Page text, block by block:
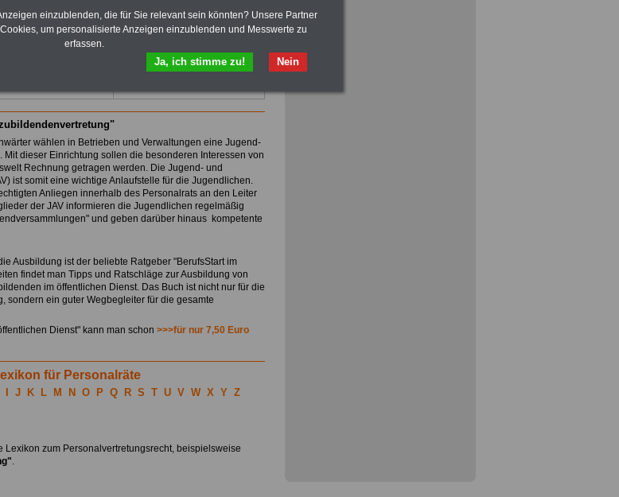
und Kommunen.
Zum Komplettpreis von 10,00
und MwSt.) kann das >>>eBook
hier bestellt werden
wählen in Betrieben und Verwaltungen eine Jugend-
dieser Einrichtung sollen die besonderen Interessen von
Rechnung getragen werden. Die Jugend- und
ist somit eine wichtige Anlaufstelle für die Jugendlichen.
Anliegen innerhalb des Personalrats an den Leiter
der JAV informieren die Jugendlichen regelmäßig
und geben darüber hinaus kompetente
Ausbildung ist der beliebte Ratgeber "BerufsStart im
findet man Tipps und Ratschläge zur Ausbildung von
im öffentlichen Dienst. Das Buch ist nicht nur für die
sondern ein guter Wegbegleiter für die gesamte
Dienst" kann man schon >>>für nur 7,50 Euro
für Personalräte
J K L M N O P Q R S T U V W X Y Z
Lexikon zum Personalvertretungsrecht, beispielsweise
.
einzublenden, die für Sie relevant sein könnten? Unsere Partner
um personalisierte Anzeigen einzublenden und Messwerte zu
erfassen.
Nein
Ja, ich stimme zu!